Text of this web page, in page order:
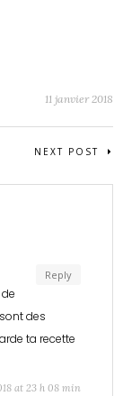
11 janvier 2018
NEXT POST
Reply
des
ta recette
at 23 h 08 min